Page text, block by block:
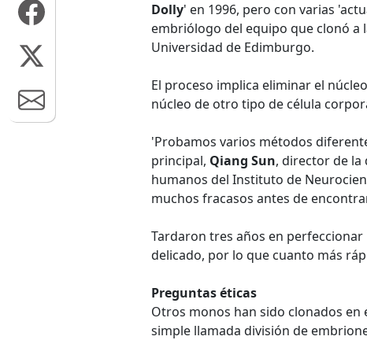
Dolly' en 1996, pero con varias
embriólogo del equipo que clonó a
Universidad de Edimburgo.
El proceso implica eliminar el
núcleo de otro tipo de célula
'Probamos varios métodos
principal, Qiang Sun, director de la
humanos del Instituto de
muchos fracasos antes de
Tardaron tres años en
delicado, por lo que cuanto más
Preguntas éticas
Otros monos han sido clonados
simple llamada división de